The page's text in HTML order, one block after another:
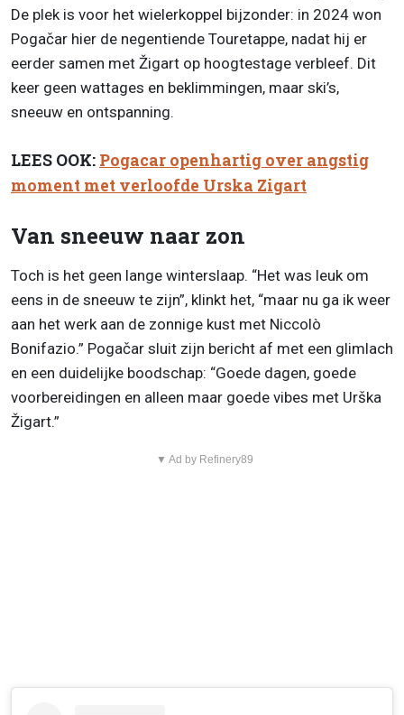
De plek is voor het wielerkoppel bijzonder: in 2024 won
Pogačar hier de negentiende Touretappe, nadat hij er
eerder samen met Žigart op hoogtestage verbleef. Dit
keer geen wattages en beklimmingen, maar ski’s,
sneeuw en ontspanning.
LEES OOK: Pogacar openhartig over angstig
moment met verloofde Urska Zigart
Van sneeuw naar zon
Toch is het geen lange winterslaap. “Het was leuk om
eens in de sneeuw te zijn”, klinkt het, “maar nu ga ik weer
aan het werk aan de zonnige kust met Niccolò
Bonifazio.” Pogačar sluit zijn bericht af met een glimlach
en een duidelijke boodschap: “Goede dagen, goede
voorbereidingen en alleen maar goede vibes met Urška
Žigart.”
▼ Ad by Refinery89